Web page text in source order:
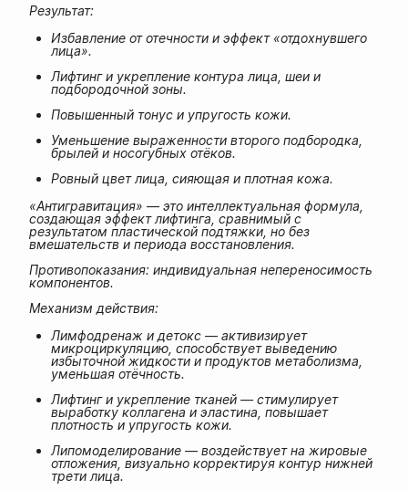
Результат:
Избавление от отечности и эффект «отдохнувшего
лица».
Лифтинг и укрепление контура лица, шеи и
подбородочной зоны.
Повышенный тонус и упругость кожи.
Уменьшение выраженности второго подбородка,
брылей и носогубных отёков.
Ровный цвет лица, сияющая и плотная кожа.
«Антигравитация» — это интеллектуальная формула,
создающая эффект лифтинга, сравнимый с
результатом пластической подтяжки, но без
вмешательств и периода восстановления.
Противопоказания: индивидуальная непереносимость
компонентов.
Механизм действия:
Лимфодренаж и детокс — активизирует
микроциркуляцию, способствует выведению
избыточной жидкости и продуктов метаболизма,
уменьшая отёчность.
Лифтинг и укрепление тканей — стимулирует
выработку коллагена и эластина, повышает
плотность и упругость кожи.
Липомоделирование — воздействует на жировые
отложения, визуально корректируя контур нижней
трети лица.